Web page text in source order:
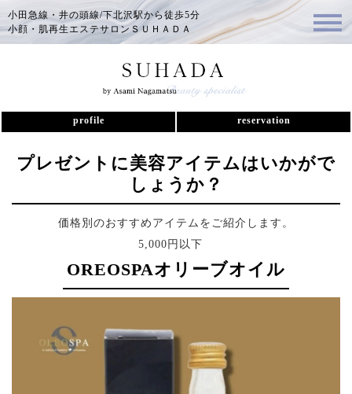
小田急線・井の頭線/下北沢駅から徒歩5分
小顔・肌再生エステサロンＳＵＨＡＤＡ
profile reservation
プレゼントに美容アイテムはいかがで
しょうか？
価格別のおすすめアイテムをご紹介します。
5,000円以下
OREOSPAオリーブオイル